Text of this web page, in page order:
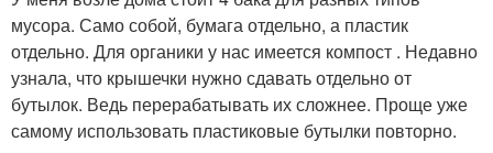
мусора. Само собой, бумага отдельно, а пластик
отдельно. Для органики у нас имеется компост . Недавно
узнала, что крышечки нужно сдавать отдельно от
бутылок. Ведь перерабатывать их сложнее. Проще уже
самому использовать пластиковые бутылки повторно.